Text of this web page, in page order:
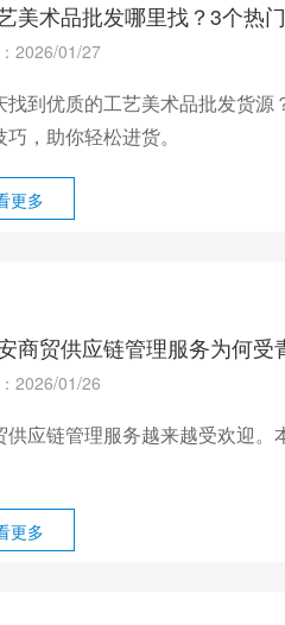
美术品批发哪里找？3个热
2026/01/27
找到优质的工艺美术品批发货
，助你轻松进货。
更多
商贸供应链管理服务为何受
2026/01/26
供应链管理服务越来越受欢迎。
更多